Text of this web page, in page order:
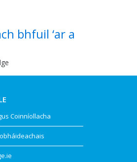
bhfuil ‘ar a
Coinníollacha